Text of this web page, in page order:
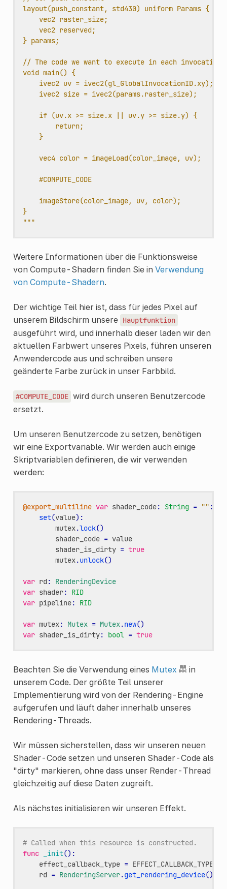
layout(push_constant, std430) uniform Params {
vec2 raster_size;
vec2 reserved;
} params;
// The code we want to execute in each invocation
void main() {
ivec2 uv = ivec2(gl_GlobalInvocationID.xy);
ivec2 size = ivec2(params.raster_size);
if (uv.x >= size.x || uv.y >= size.y) {
return;
}
vec4 color = imageLoad(color_image, uv);
#COMPUTE_CODE
imageStore(color_image, uv, color);
}
"""
Weitere Informationen über die Funktionsweise
von Compute-Shadern finden Sie in Verwendung
von Compute-Shadern.
Der wichtige Teil hier ist, dass für jedes Pixel auf
unserem Bildschirm unsere Hauptfunktion
ausgeführt wird, und innerhalb dieser laden wir den
aktuellen Farbwert unseres Pixels, führen unseren
Anwendercode aus und schreiben unsere
geänderte Farbe zurück in unser Farbbild.
#COMPUTE_CODE wird durch unseren Benutzercode
ersetzt.
Um unseren Benutzercode zu setzen, benötigen
wir eine Exportvariable. Wir werden auch einige
Skriptvariablen definieren, die wir verwenden
werden:
@export_multiline var shader_code: String = "" :
set(value):
mutex.lock()
shader_code = value
shader_is_dirty = true
mutex.unlock()
var rd :
RenderingDevice
var shader:
RID
var pipeline: RID
var mutex: Mutex = Mutex.new()
var shader_is_dirty: bool = true
Beachten Sie die Verwendung eines Mutex
in
unserem Code. Der größte Teil unserer
Implementierung wird von der Rendering-Engine
aufgerufen und läuft daher innerhalb unseres
Rendering-Threads.
Wir müssen sicherstellen, dass wir unseren neuen
Shader-Code setzen und unseren Shader-Code als
"dirty" markieren, ohne dass unser Render-Thread
gleichzeitig auf diese Daten zugreift.
Als nächstes initialisieren wir unseren Effekt.
# Called when this resource is constructed.
func
_init():
effect_callback_type =
rd = RenderingServer.get_rendering_device()